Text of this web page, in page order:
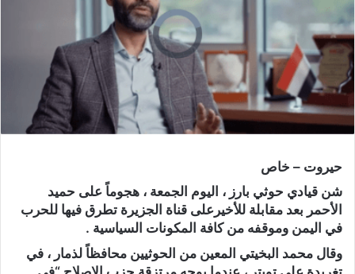
حيروت – خاص
شن قيادي حوثي بارز ، اليوم الجمعة ، هجوماً على حميد
الأحمر بعد مقابلة للأخيرعلى قناة الجزيرة تطرق فيها للحرب
في اليمن وموقفه من كافة المكونات السياسية .
وقال محمد البخيتي المعين من الحوثيين محافظاً لذمار ، في